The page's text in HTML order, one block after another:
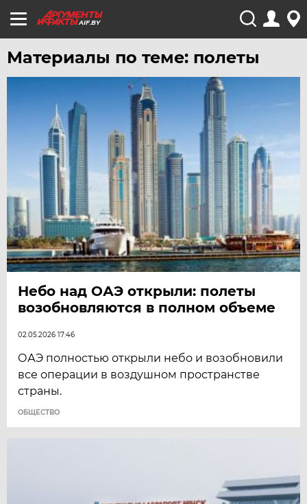
AIF.BY
Материалы по теме: полеты
Небо над ОАЭ открыли: полеты
возобновляются в полном объеме
02.05.2026 17:46
ОАЭ полностью открыли небо и возобновили
все операции в воздушном пространстве
страны.
ОБЩЕСТВО